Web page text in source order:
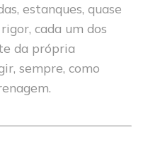
estanques, quase
cada um dos
da própria
sempre, como